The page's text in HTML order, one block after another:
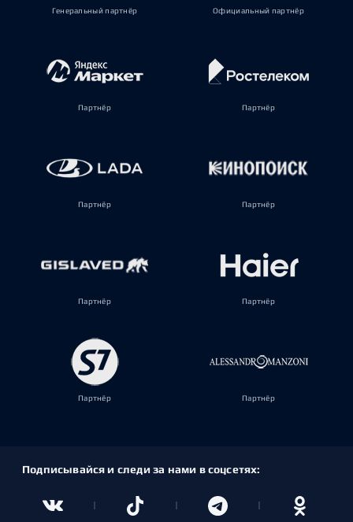
Генеральный партнёр Официальный партнёр
Партнёр Партнёр
Партнёр Партнёр
Партнёр Партнёр
Партнёр Партнёр
Подписывайся и следи за нами в соцсетях: